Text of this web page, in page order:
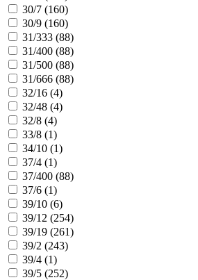
30/7 (160)
30/9 (160)
31/333 (88)
31/400 (88)
31/500 (88)
31/666 (88)
32/16 (4)
32/48 (4)
32/8 (4)
33/8 (1)
34/10 (1)
37/4 (1)
37/400 (88)
37/6 (1)
39/10 (6)
39/12 (254)
39/19 (261)
39/2 (243)
39/4 (1)
39/5 (252)